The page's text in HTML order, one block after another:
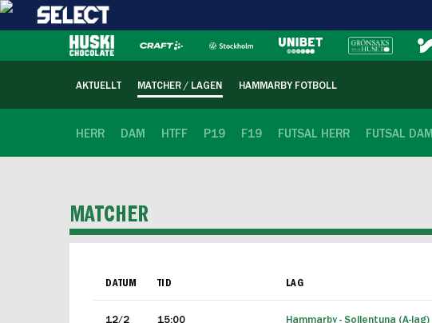
AKTUELLT MATCHER / LAGEN HAMMARBY FOTBOLL
HERR DAM HTFF P19 F19 FUTSAL HERR FUTSAL DAM
MATCHER
DATUM TID LAG
12/2 15:00 Hammarby - Sollentuna (A-lag)